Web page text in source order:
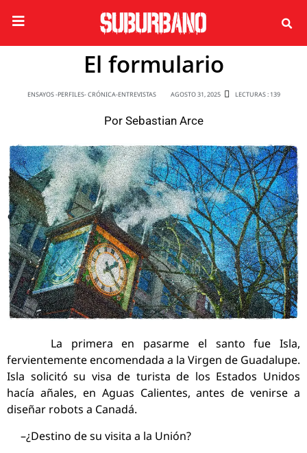
El formulario
ENSAYOS -PERFILES- CRÓNICA-ENTREVISTAS AGOSTO 31, 2025 LECTURAS : 139
Por Sebastian Arce
La primera en pasarme el santo fue Isla,
fervientemente encomendada a la Virgen de Guadalupe.
Isla solicitó su visa de turista de los Estados Unidos
hacía añales, en Aguas Calientes, antes de venirse a
diseñar robots a Canadá.
–¿Destino de su visita a la Unión?